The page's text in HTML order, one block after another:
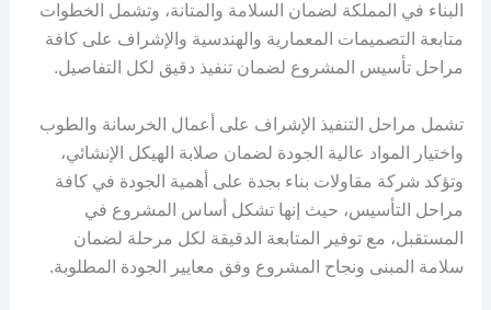
البناء في المملكة لضمان السلامة والمتانة، وتشمل الخطوات
متابعة التصميمات المعمارية والهندسية والإشراف على كافة
مراحل تأسيس المشروع لضمان تنفيذ دقيق لكل التفاصيل.
تشمل مراحل التنفيذ الإشراف على أعمال الخرسانة والطوب
واختيار المواد عالية الجودة لضمان صلابة الهيكل الإنشائي،
وتؤكد شركة مقاولات بناء بجدة على أهمية الجودة في كافة
مراحل التأسيس، حيث إنها تشكل أساس المشروع في
المستقبل، مع توفير المتابعة الدقيقة لكل مرحلة لضمان
سلامة المبنى ونجاح المشروع وفق معايير الجودة المطلوبة.